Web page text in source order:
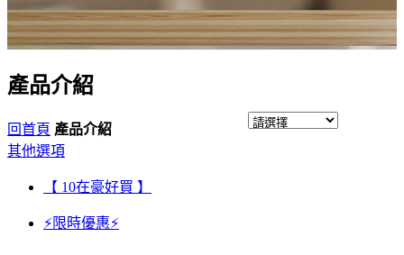
產品介紹
回首頁 產品介紹
其他選項
【 10在豪好買 】
⚡限時優惠⚡